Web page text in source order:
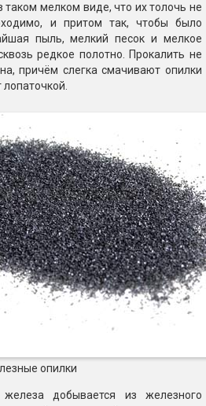
таком мелком виде, что их толочь не
и притом так, чтобы было
пыль, мелкий песок и мелкое
редкое полотно. Прокалить не
причём слегка смачивают опилки
опилки
добывается из железного